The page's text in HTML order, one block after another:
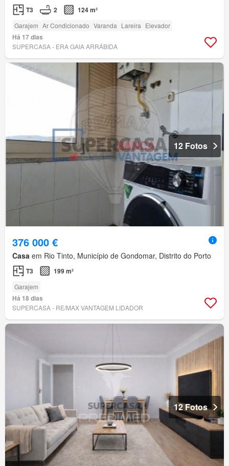
T3 2 124 m²
Garajem Ar Condicionado Varanda Lareira Elevador
Há 17 dias
SUPERCASA - ERA GAIA ARRÁBIDA
12 Fotos
376 000 €
Casa em Rio Tinto, Município de Gondomar, Distrito do Porto
T3 199 m²
Garajem
Há 18 dias
SUPERCASA - RE/MAX VANTAGEM LIDADOR
12 Fotos